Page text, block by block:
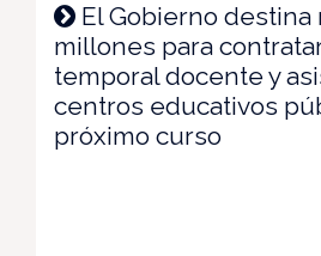
El Gobierno destina
millones para
temporal docente y
centros educativos
próximo curso